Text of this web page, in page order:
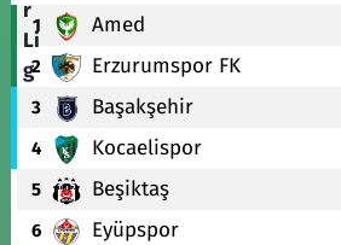
1 Amed
2 Erzurumspor FK
3 Başakşehir
4 Kocaelispor
5 Beşiktaş
6 Eyüpspor